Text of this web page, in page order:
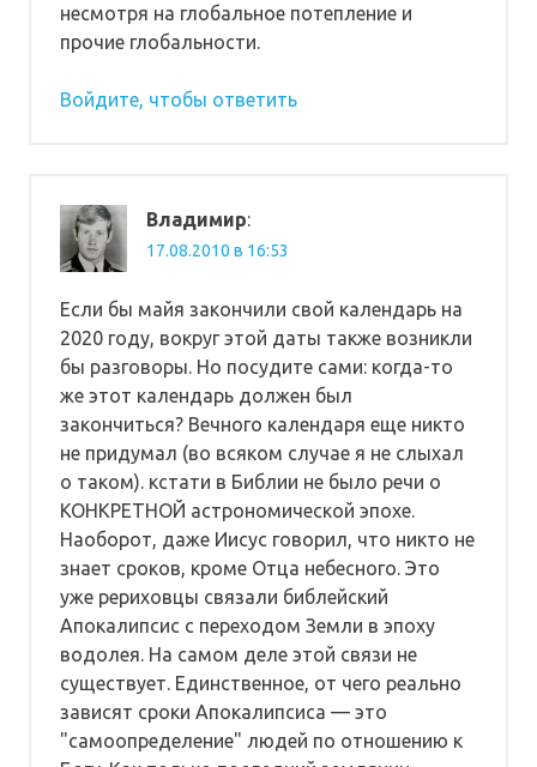
несмотря на глобальное потепление и
прочие глобальности.
Войдите, чтобы ответить
Владимир:
17.08.2010 в 16:53
Если бы майя закончили свой календарь на
2020 году, вокруг этой даты также возникли
бы разговоры. Но посудите сами: когда-то
же этот календарь должен был
закончиться? Вечного календаря еще никто
не придумал (во всяком случае я не слыхал
о таком). кстати в Библии не было речи о
КОНКРЕТНОЙ астрономической эпохе.
Наоборот, даже Иисус говорил, что никто не
знает сроков, кроме Отца небесного. Это
уже рериховцы связали библейский
Апокалипсис с переходом Земли в эпоху
водолея. На самом деле этой связи не
существует. Единственное, от чего реально
зависят сроки Апокалипсиса — это
"самоопределение" людей по отношению к